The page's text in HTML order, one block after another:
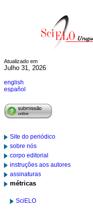
Atualizado em
Julho 31, 2026
english
español
Site do periódico
sobre nós
corpo editorial
instruções aos autores
assinaturas
métricas
SciELO